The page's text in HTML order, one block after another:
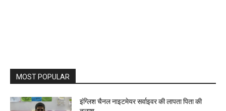
MOST POPULAR
इंग्लिश चैनल नाइटमेयर सर्वाइवर की लापता पिता की